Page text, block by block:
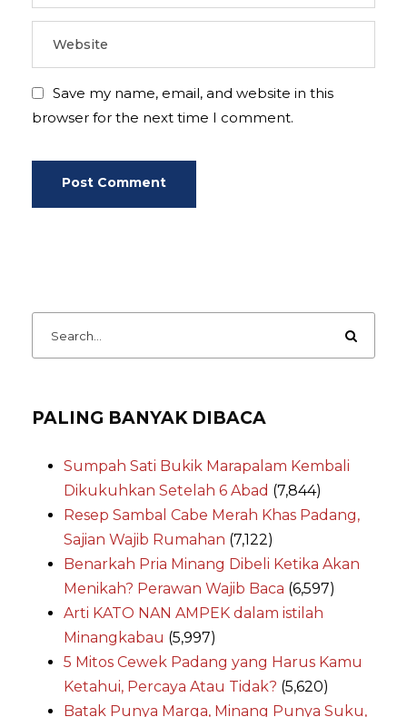
Save my name, email, and website in this
browser for the next time I comment.
PALING BANYAK DIBACA
Sumpah Sati Bukik Marapalam Kembali
Dikukuhkan Setelah 6 Abad (7,844)
Resep Sambal Cabe Merah Khas Padang,
Sajian Wajib Rumahan (7,122)
Benarkah Pria Minang Dibeli Ketika Akan
Menikah? Perawan Wajib Baca (6,597)
Arti KATO NAN AMPEK dalam istilah
Minangkabau (5,997)
5 Mitos Cewek Padang yang Harus Kamu
Ketahui, Percaya Atau Tidak? (5,620)
Batak Punya Marga, Minang Punya Suku,